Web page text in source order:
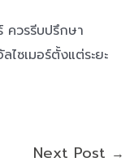
ควรรีบปรึกษา
ไซเมอร์ตั้งแต่ระยะ
Next Post →